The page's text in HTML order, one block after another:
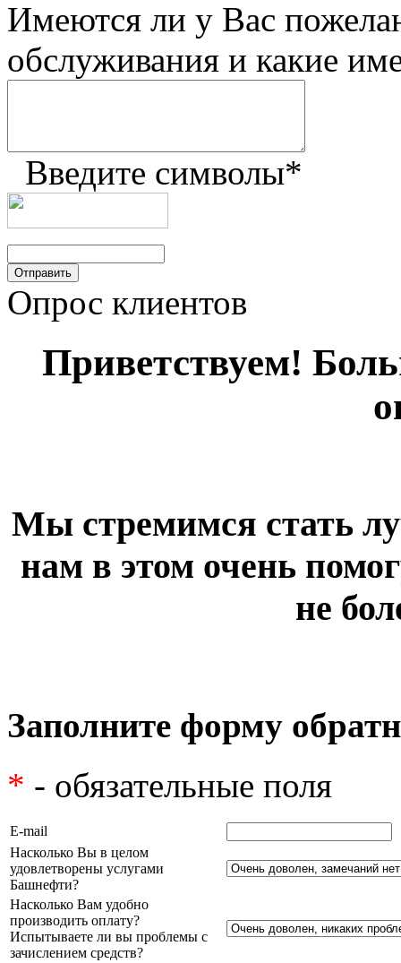
Имеются ли у Вас
обслуживания и какие
Введите символы*
Опрос клиентов
Приветствуем!
Мы стремимся стать
нам в этом очень
не
Заполните форму
* - обязательные поля
E-mail
Насколько Вы в целом
удовлетворены услугами
Башнефти?
Насколько Вам удобно
производить оплату?
Испытываете ли вы проблемы с
зачислением средств?